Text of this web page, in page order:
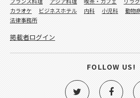
カラオケ
ビジネスホテル 内科 小児科 動物
法律事務所
掲載者ログイン
FOLLOW US!